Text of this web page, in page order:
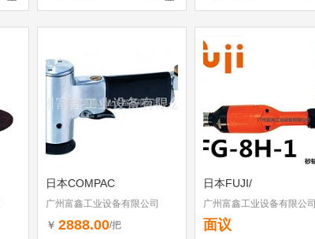
日本COMPAC
广州富鑫工业设备有限公司
￥ 2888.00/把
日本FUJI/
广州富鑫工业设备有限公司
面议